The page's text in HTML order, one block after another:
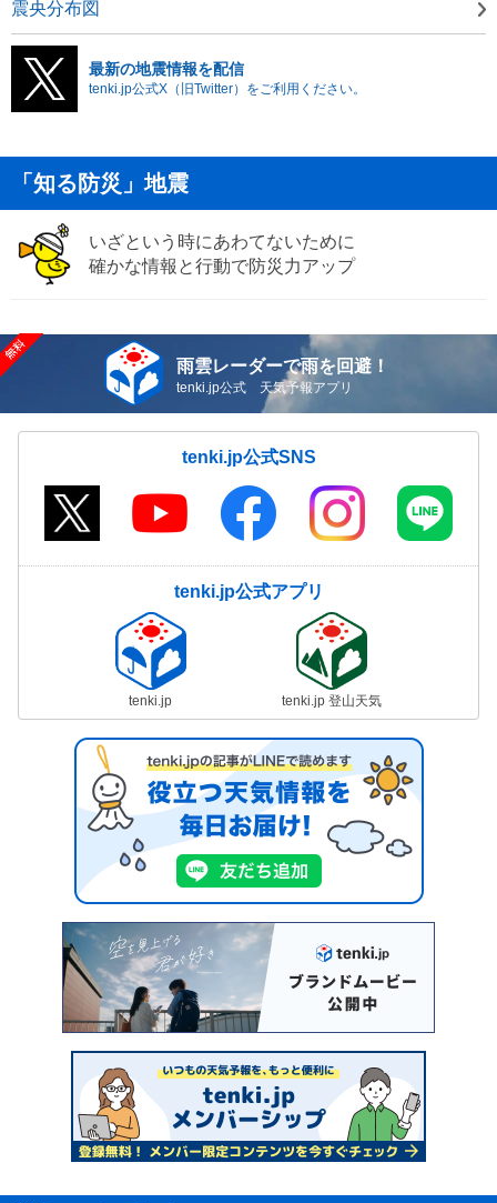
震央分布図
最新の地震情報を配信
tenki.jp公式X（旧Twitter）をご利用ください。
「知る防災」地震
いざという時にあわてないために
確かな情報と行動で防災力アップ
雨雲レーダーで雨を回避！
tenki.jp公式 天気予報アプリ
tenki.jp公式SNS
tenki.jp公式アプリ
tenki.jp tenki.jp 登山天気